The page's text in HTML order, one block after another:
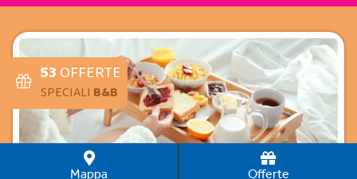
53OFFERTE
SPECIALI B&B
Mappa Offerte